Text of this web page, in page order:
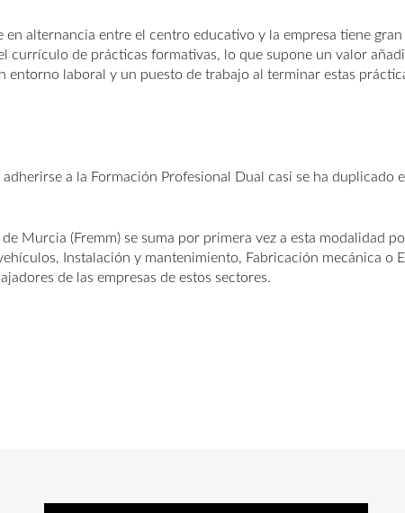
en alternancia entre el centro educativo y la empresa tiene
currículo de prácticas formativas, lo que supone un valor
laboral y un puesto de trabajo al terminar estas
a la Formación Profesional Dual casi se ha duplicado
de Murcia (Fremm) se suma por primera vez a esta modalidad
Instalación y mantenimiento, Fabricación mecánica o
de las empresas de estos sectores.